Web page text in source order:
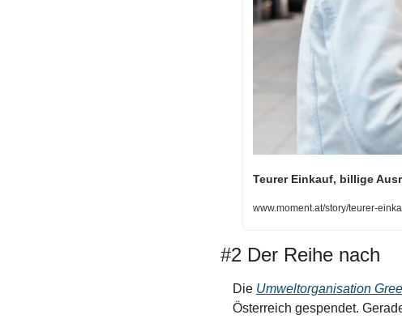
Teurer Einkauf, billige
www.moment.at/story/teurer-
#2 Der Reihe nach
Die Umweltorganisation
Österreich gespendet.